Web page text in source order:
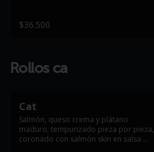
$36.500
Rollos ca
Cat
Salmón, queso crema y plátano
maduro, tempurizado pieza por pieza,
coronado con salmón skin en salsa